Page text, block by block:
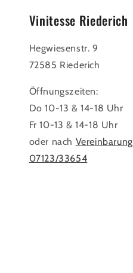
Vinitesse Riederich
Hegwiesenstr. 9
72585 Riederich
Öffnungszeiten:
Do 10-13 & 14-18 Uhr
Fr 10-13 & 14-18 Uhr
oder nach Vereinbarung
07123/33654